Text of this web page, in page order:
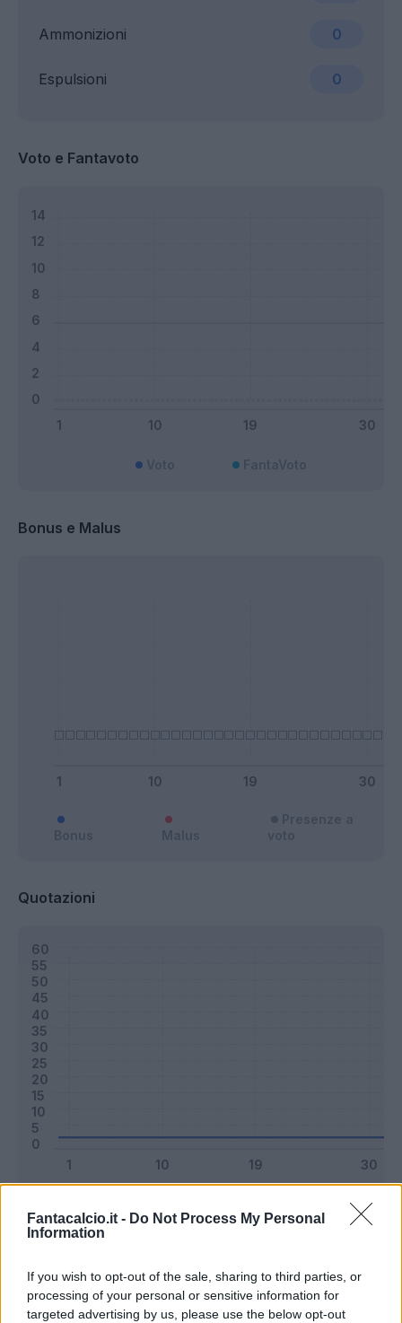
Fantacalcio.it - Do Not Process My Personal
Information
If you wish to opt-out of the sale, sharing to third parties, or
processing of your personal or sensitive information for
targeted advertising by us, please use the below opt-out
Ammonizioni 0
Espulsioni 0
Voto e Fantavoto
Bonus e Malus
Quotazioni
Riepilogo stagione
Titolare 0 - 0